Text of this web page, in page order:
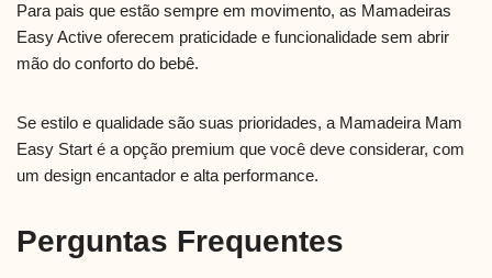
Para pais que estão sempre em movimento, as Mamadeiras
Easy Active oferecem praticidade e funcionalidade sem abrir
mão do conforto do bebê.
Se estilo e qualidade são suas prioridades, a Mamadeira Mam
Easy Start é a opção premium que você deve considerar, com
um design encantador e alta performance.
Perguntas Frequentes